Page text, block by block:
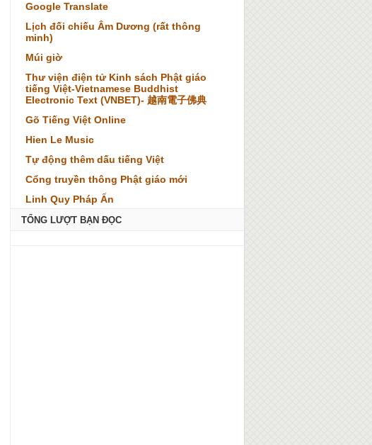
Google Translate
Lịch đối chiếu Âm Dương (rất thông
minh)
Múi giờ
Thư viện điện tử Kinh sách Phật giáo
tiếng Việt-Vietnamese Buddhist
Electronic Text (VNBET)- 越南電子佛典
Gõ Tiếng Việt Online
Hien Le Music
Tự động thêm dấu tiếng Việt
Cổng truyền thông Phật giáo mới
Linh Quy Pháp Ấn
TỔNG LƯỢT BẠN ĐỌC